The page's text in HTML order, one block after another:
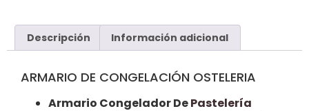
Descripción Información adicional
ARMARIO DE CONGELACIÓN OSTELERIA
Armario Congelador DePastelería